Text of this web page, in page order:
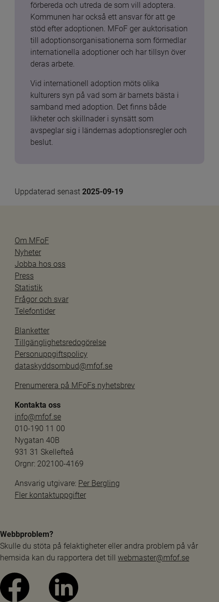
förbereda och utreda de som vill adoptera.
Kommunen har också ett ansvar för att ge
stöd efter adoptionen. MFoF ger auktorisation
till adoptionsorganisationerna som förmedlar
internationella adoptioner och har tillsyn över
deras arbete.
Vid internationell adoption möts olika
kulturers syn på vad som är barnets bästa i
samband med adoption. Det finns både
likheter och skillnader i synsätt som
avspeglar sig i ländernas adoptionsregler och
beslut.
Uppdaterad senast 2025-09-19
Om MFoF
Nyheter
Jobba hos oss
Press
Statistik
Frågor och svar
Telefontider
Blanketter
Tillgänglighetsredogörelse
Personuppgiftspolicy
dataskyddsombud@mfof.se
Prenumerera på MFoFs nyhetsbrev
Kontakta oss
info@mfof.se
010-190 11 00
Nygatan 40B
931 31 Skellefteå
Orgnr: 202100-4169
Ansvarig utgivare: Per Bergling
Fler kontaktuppgifter
Webbproblem?
Skulle du stöta på felaktigheter eller andra problem på vår
hemsida kan du rapportera det till webmaster@mfof.se